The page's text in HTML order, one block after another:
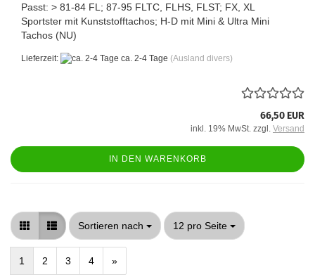
Passt: > 81-84 FL; 87-95 FLTC, FLHS, FLST; FX, XL
Sportster mit Kunststofftachos; H-D mit Mini & Ultra Mini
Tachos (NU)
Lieferzeit: ca. 2-4 Tage (Ausland divers)
66,50 EUR
inkl. 19% MwSt. zzgl. Versand
IN DEN WARENKORB
Sortieren nach
Sortieren nach 12 pro Seite
pro Seite
1 2 3 4 »